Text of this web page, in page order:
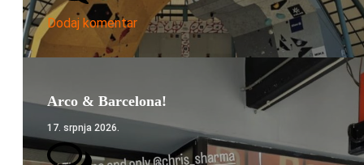
Dodaj komentar
Arco & Barcelona!
17. srpnja 2026.